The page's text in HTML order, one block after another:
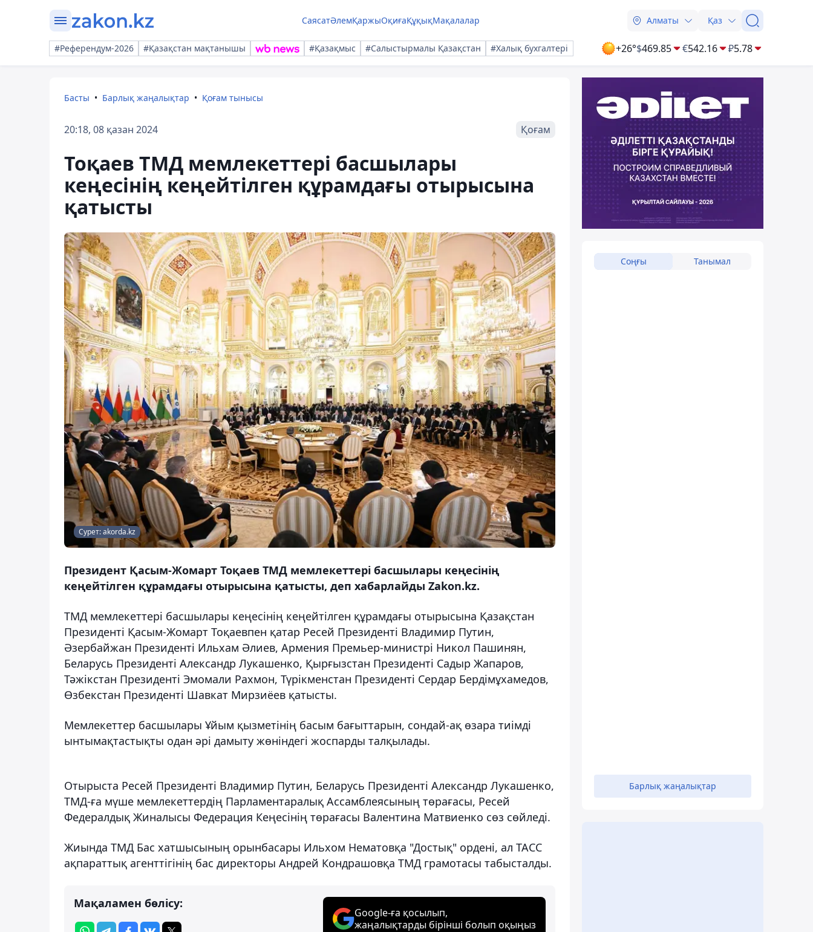
СаясатӘлемҚаржыОқиғаҚұқықМақалалар Алматы Қаз
#Референдум-2026 #Қазақстан мақтанышы #Қазақмыс #Салыстырмалы Қазақстан #Халық бухгалтері +26°$469.85 €542.16 ₽5.78
Басты Барлық жаңалықтар Қоғам тынысы
20:18, 08 қазан 2024 Қоғам
Тоқаев ТМД мемлекеттері басшылары
кеңесінің кеңейтілген құрамдағы отырысына
қатысты
Сурет: akorda.kz
Президент Қасым-Жомарт Тоқаев ТМД мемлекеттері басшылары кеңесінің
кеңейтілген құрамдағы отырысына қатысты, деп хабарлайды Zakon.kz.
ТМД мемлекеттері басшылары кеңесінің кеңейтілген құрамдағы отырысына Қазақстан
Президенті Қасым-Жомарт Тоқаевпен қатар Ресей Президенті Владимир Путин,
Әзербайжан Президенті Ильхам Әлиев, Армения Премьер-министрі Никол Пашинян,
Беларусь Президенті Александр Лукашенко, Қырғызстан Президенті Садыр Жапаров,
Тәжікстан Президенті Эмомали Рахмон, Түрікменстан Президенті Сердар Бердімұхамедов,
Өзбекстан Президенті Шавкат Мирзиёев қатысты.
Мемлекеттер басшылары Ұйым қызметінің басым бағыттарын, сондай-ақ өзара тиімді
ынтымақтастықты одан әрі дамыту жөніндегі жоспарды талқылады.
Отырыста Ресей Президенті Владимир Путин, Беларусь Президенті Александр Лукашенко,
ТМД-ға мүше мемлекеттердің Парламентаралық Ассамблеясының төрағасы, Ресей
Федералдық Жиналысы Федерация Кеңесінің төрағасы Валентина Матвиенко сөз сөйледі.
Жиында ТМД Бас хатшысының орынбасары Ильхом Нематовқа "Достық" ордені, ал ТАСС
ақпараттық агенттігінің бас директоры Андрей Кондрашовқа ТМД грамотасы табысталды.
Мақаламен бөлісу:
Google-ға қосылып,
жаңалықтарды бірінші болып оқыңыз
Соңғы Танымал
Барлық жаңалықтар